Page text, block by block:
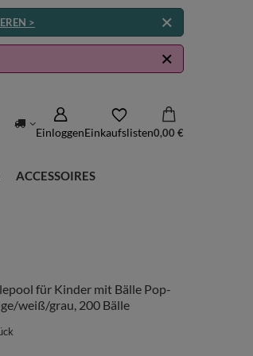
>
EinloggenEinkaufslisten0,00 €
ACCESSOIRES
für Kinder mit Bälle Pop-
weiß/grau, 200 Bälle